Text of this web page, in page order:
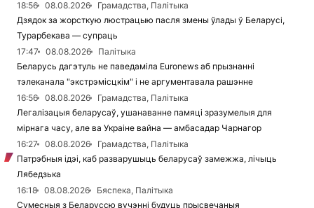
18:56
08.08.2026
Грамадства, Палітыка
Дзядок за жорсткую люстрацыю пасля змены ўлады ў Беларусі,
Турарбекава — супраць
17:47
08.08.2026
Палітыка
Беларусь дагэтуль не паведаміла Euronews аб прызнанні
тэлеканала "экстрэмісцкім" і не аргументавала рашэнне
16:56
08.08.2026
Грамадства, Палітыка
Легалізацыя беларусаў, ушанаванне памяці зразумелыя для
мірнага часу, але ва Украіне вайна — амбасадар Чарнагор
16:27
08.08.2026
Грамадства, Палітыка
Патрэбныя ідэі, каб разварушыць беларусаў замежжа, лічыць
Лябедзька
16:18
08.08.2026
Бяспека, Палітыка
Сумесныя з Беларуссю вучэнні будуць прысвечаныя